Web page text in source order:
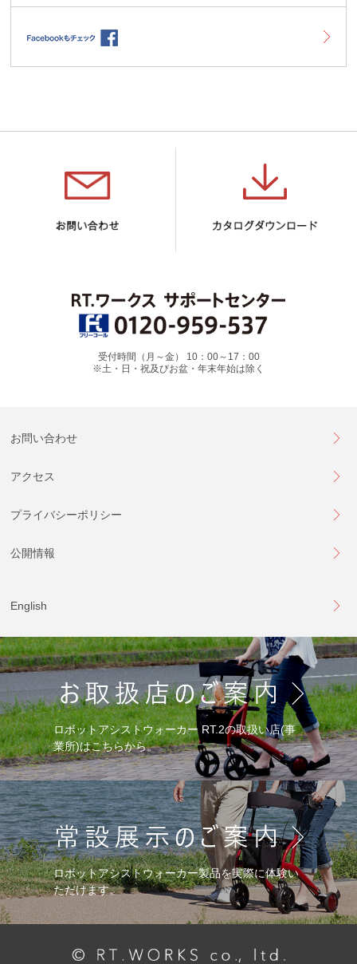
受付時間（月～金） 10：00～17：00
※土・日・祝及びお盆・年末年始は除く
お問い合わせ
アクセス
プライバシーポリシー
公開情報
English
ロボットアシストウォーカー RT.2の取扱い店(事
業所)はこちらから。
ロボットアシストウォーカー製品を実際に体験い
ただけます。